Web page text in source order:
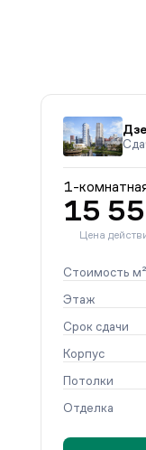
1-
15
Цена
Стоимость м²
Этаж
Срок сдачи
Корпус
Потолки
Отделка